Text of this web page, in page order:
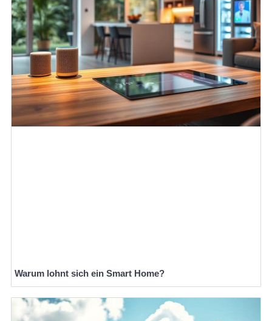
Warum lohnt sich ein Smart Home?